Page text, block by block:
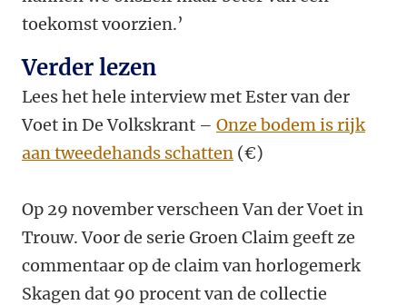
toekomst voorzien.’
Verder lezen
Lees het hele interview met Ester van der
Voet in De Volkskrant – Onze bodem is rijk
aan tweedehands schatten (€)
Op 29 november verscheen Van der Voet in
Trouw. Voor de serie Groen Claim geeft ze
commentaar op de claim van horlogemerk
Skagen dat 90 procent van de collectie